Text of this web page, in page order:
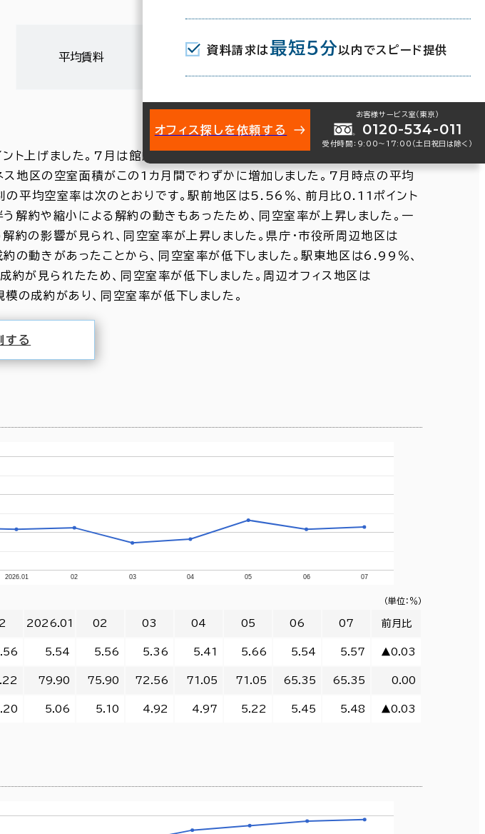
平均賃料 9,690円
げました。7月は館内増床や拡張移転など中小規模の成約が見られた
地区の空室面積がこの1カ月間でわずかに増加しました。7月時点の平均
平均空室率は次のとおりです。駅前地区は5.56％、前月比0.11ポイント
解約や縮小による解約の動きもあったため、同空室率が上昇しました。一
の影響が見られ、同空室率が上昇しました。県庁・市役所周辺地区は
動きがあったことから、同空室率が低下しました。駅東地区は6.99％、
が見られたため、同空室率が低下しました。周辺オフィス地区は
成約があり、同空室率が低下しました。
する
2026.01 02 03 04 05 06 07
（単位：％）
2026.01 02 03 04 05 06 07 前月比
5.54 5.56 5.36 5.41 5.66 5.54 5.57 ▲0.03
79.90 75.90 72.56 71.05 71.05 65.35 65.35 0.00
5.06 5.10 4.92 4.97 5.22 5.45 5.48 ▲0.03
資料請求は 最短5分 以内でスピード提供
オフィス探しを依頼する
お客様サービス室（東京）
0120-534-011
受付時間：9:00〜17:00（土日祝日は除く）